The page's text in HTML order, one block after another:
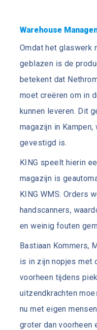
Warehouse
Omdat het glaswerk
geblazen is de
betekent dat
moet creëren om in
kunnen leveren. Dit
magazijn in
gevestigd is.
KING speelt hierin
magazijn is
KING WMS. Orders
handscanners,
en weinig fouten
Bastiaan Kommers,
is in zijn nopjes met
voorheen tijdens
uitzendkrachten
nu met eigen
groter dan voorheen